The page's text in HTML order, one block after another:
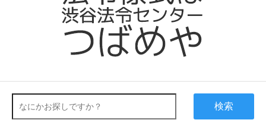
検索